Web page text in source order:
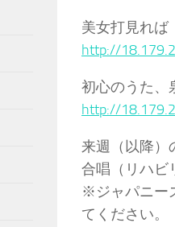
美女打見れば
http://
初心のうた、
http://
来週（以降）
合唱（リハビ
※ジャパニー
てください。